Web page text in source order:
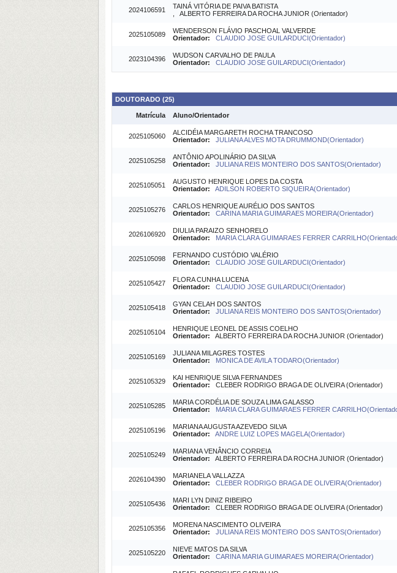
2024106591
TAINÁ VITÓRIA DE PAIVA BATISTA
, ALBERTO FERREIRA DA ROCHA JUNIOR (Orientador)
2025105089
WENDERSON FLÁVIO PASCHOAL VALVERDE
Orientador:
CLAUDIO JOSE GUILARDUCI(Orientador)
2023104396
WUDSON CARVALHO DE PAULA
Orientador:
CLAUDIO JOSE GUILARDUCI(Orientador)
DOUTORADO (25)
Matrícula Aluno/Orientador
2025105060
ALCIDÉIA MARGARETH ROCHA TRANCOSO
Orientador:
JULIANA ALVES MOTA DRUMMOND(Orientador)
2025105258
ANTÔNIO APOLINÁRIO DA SILVA
Orientador:
JULIANA REIS MONTEIRO DOS SANTOS(Orientador)
2025105051
AUGUSTO HENRIQUE LOPES DA COSTA
Orientador:
ADILSON ROBERTO SIQUEIRA(Orientador)
2025105276
CARLOS HENRIQUE AURÉLIO DOS SANTOS
Orientador:
CARINA MARIA GUIMARAES MOREIRA(Orientador)
2026106920
DIULIA PARAIZO SENHORELO
Orientador:
MARIA CLARA GUIMARAES FERRER
2025105098
FERNANDO CUSTÓDIO VALÉRIO
Orientador:
CLAUDIO JOSE GUILARDUCI(Orientador)
2025105427
FLORA CUNHA LUCENA
Orientador:
CLAUDIO JOSE GUILARDUCI(Orientador)
2025105418
GYAN CELAH DOS SANTOS
Orientador:
JULIANA REIS MONTEIRO DOS SANTOS(Orientador)
2025105104
HENRIQUE LEONEL DE ASSIS COELHO
Orientador: ALBERTO FERREIRA DA ROCHA JUNIOR (Orientador)
2025105169
JULIANA MILAGRES TOSTES
Orientador:
MONICA DE AVILA TODARO(Orientador)
2025105329
KAI HENRIQUE SILVA FERNANDES
Orientador: CLEBER RODRIGO BRAGA DE OLIVEIRA (Orientador)
2025105285
MARIA CORDÉLIA DE SOUZA LIMA GALASSO
Orientador:
MARIA CLARA GUIMARAES FERRER
2025105196
MARIANA AUGUSTA AZEVEDO SILVA
Orientador:
ANDRE LUIZ LOPES MAGELA(Orientador)
2025105249
MARIANA VENÂNCIO CORREIA
Orientador: ALBERTO FERREIRA DA ROCHA JUNIOR (Orientador)
2026104390
MARIANELA VALLAZZA
Orientador:
CLEBER RODRIGO BRAGA DE OLIVEIRA(Orientador)
2025105436
MARI LYN DINIZ RIBEIRO
Orientador: CLEBER RODRIGO BRAGA DE OLIVEIRA (Orientador)
2025105356
MORENA NASCIMENTO OLIVEIRA
Orientador:
JULIANA REIS MONTEIRO DOS SANTOS(Orientador)
2025105220
NIEVE MATOS DA SILVA
Orientador:
CARINA MARIA GUIMARAES MOREIRA(Orientador)